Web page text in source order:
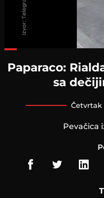
Paparaco:
sa
četvrtak
Pevačica